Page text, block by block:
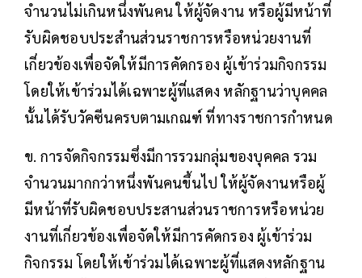
จำนวนไม่เกินหนึ่งพันคน ให้ผู้จัดงาน หรือผู้มีหน้าที่
รับผิดชอบประสำนส่วนราชการหรือหน่วยงานที่
เกี่ยวข้องเพื่อจัดให้มีการคัดกรอง ผู้เข้าร่วมกิจกรรม
โดยให้เข้าร่วมได้เฉพาะผู้ที่แสดง หลักฐานว่าบุคคล
นั้นได้รับวัคซีนครบตามเกณฑ์ ที่ทางราชการกำหนด
ข. การจัดกิจกรรมซึ่งมีการรวมกลุ่มของบุคคล รวม
จำนวนมากกว่าหนึ่งพันคนขึ้นไป ให้ผู้จัดงานหรือผู้
มีหน้าที่รับผิดชอบประสานส่วนราชการหรือหน่วย
งานที่เกี่ยวข้องเพื่อจัดให้มีการคัดกรอง ผู้เข้าร่วม
กิจกรรม โดยให้เข้าร่วมได้เฉพาะผู้ที่แสดงหลักฐาน